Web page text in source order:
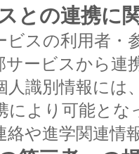
との連携に
ビスの利用者・
サービスから連
人識別情報には
により可能と
絡や進学関連情